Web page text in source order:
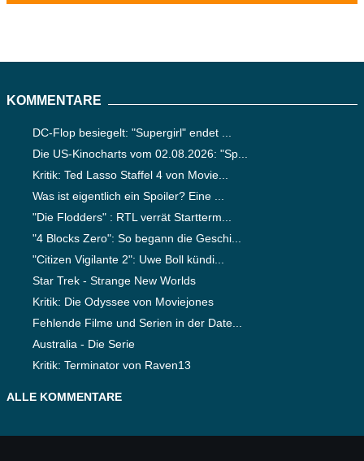
KOMMENTARE
DC-Flop besiegelt: "Supergirl" endet ...
Die US-Kinocharts vom 02.08.2026: "Sp...
Kritik: Ted Lasso Staffel 4 von Movie...
Was ist eigentlich ein Spoiler? Eine ...
"Die Flodders" : RTL verrät Startterm...
"4 Blocks Zero": So begann die Geschi...
"Citizen Vigilante 2": Uwe Boll kündi...
Star Trek - Strange New Worlds
Kritik: Die Odyssee von Moviejones
Fehlende Filme und Serien in der Date...
Australia - Die Serie
Kritik: Terminator von Raven13
ALLE KOMMENTARE